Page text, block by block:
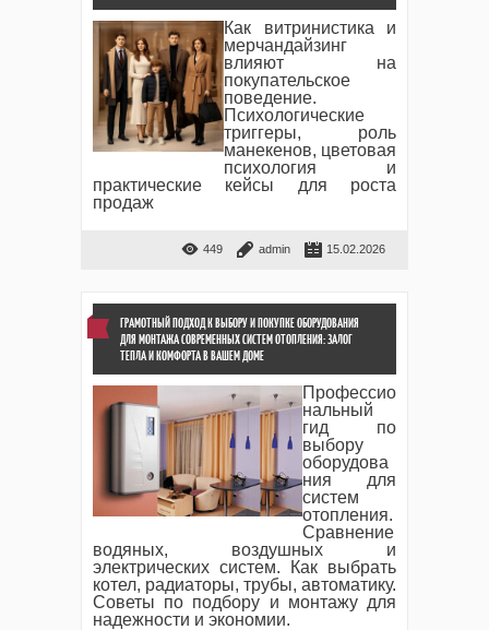
Как витринистика и
мерчандайзинг
влияют на
покупательское
поведение.
Психологические
триггеры, роль
манекенов, цветовая
психология и
практические кейсы для роста
продаж
449 admin 15.02.2026
ГРАМОТНЫЙ ПОДХОД К ВЫБОРУ И ПОКУПКЕ ОБОРУДОВАНИЯ
ДЛЯ МОНТАЖА СОВРЕМЕННЫХ СИСТЕМ ОТОПЛЕНИЯ: ЗАЛОГ
ТЕПЛА И КОМФОРТА В ВАШЕМ ДОМЕ
Профессио
нальный
гид по
выбору
оборудова
ния для
систем
отопления.
Сравнение
водяных, воздушных и
электрических систем. Как выбрать
котел, радиаторы, трубы, автоматику.
Советы по подбору и монтажу для
надежности и экономии.